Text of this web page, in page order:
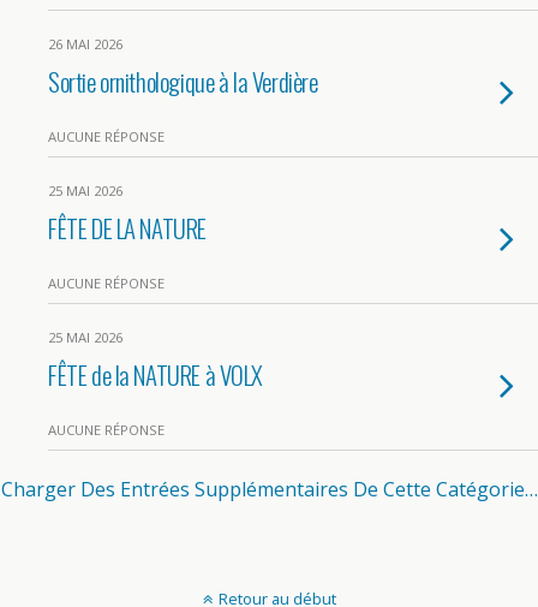
26 MAI 2026
Sortie ornithologique à la Verdière
AUCUNE RÉPONSE
25 MAI 2026
FÊTE DE LA NATURE
AUCUNE RÉPONSE
25 MAI 2026
FÊTE de la NATURE à VOLX
AUCUNE RÉPONSE
Charger Des Entrées Supplémentaires De Cette Catégorie…
Retour au début